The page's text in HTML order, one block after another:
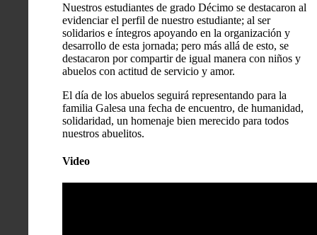
Nuestros estudiantes de grado Décimo se destacaron al
evidenciar el perfil de nuestro estudiante; al ser
solidarios e íntegros apoyando en la organización y
desarrollo de esta jornada; pero más allá de esto, se
destacaron por compartir de igual manera con niños y
abuelos con actitud de servicio y amor.
El día de los abuelos seguirá representando para la
familia Galesa una fecha de encuentro, de humanidad,
solidaridad, un homenaje bien merecido para todos
nuestros abuelitos.
Video